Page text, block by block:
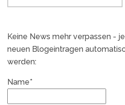
Keine News mehr verpassen -
neuen Blogeintragen
werden:
Name*